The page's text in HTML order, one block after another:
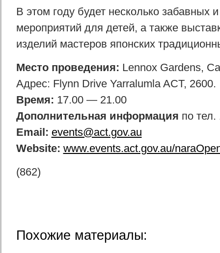
В этом году будет несколько забавных
мероприятий для детей, а также
изделий мастеров японских
Место проведения: Lennox Gardens,
Адрес: Flynn Drive Yarralumla ACT, 2600.
Время: 17.00 — 21.00
Дополнительная информация по тел.
Email: events@act.gov.au
Website: www.events.act.gov.au/
(862)
Похожие материалы: